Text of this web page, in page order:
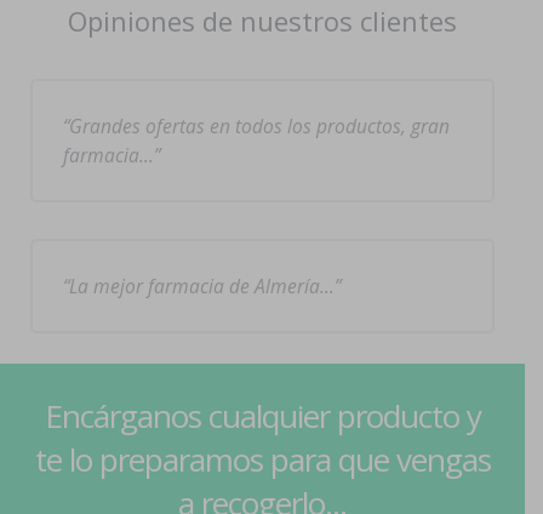
Opiniones de nuestros clientes
Grandes ofertas en todos los productos, gran
farmacia…
La mejor farmacia de Almería…
Encárganos cualquier producto y
te lo preparamos para que vengas
a recogerlo...